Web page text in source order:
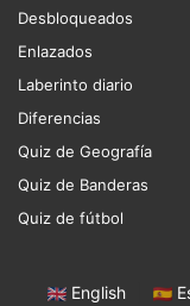
Desbloqueados
Enlazados
Laberinto diario
Diferencias
Quiz de Geografía
Quiz de Banderas
Quiz de fútbol
English